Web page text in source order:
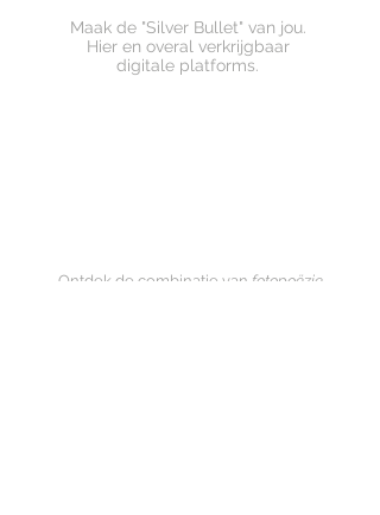
Maak de "Silver Bullet" van jou.
Hier en overal verkrijgbaar
digitale platforms.
Ontdek de combinatie van fotopoëzie